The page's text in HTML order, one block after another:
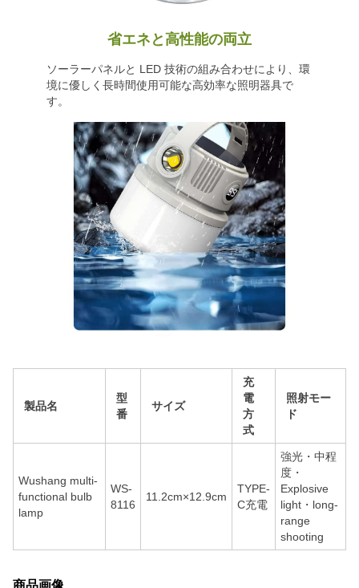
省エネと高性能の両立
ソーラーパネルと LED 技術の組み合わせにより、環
境に優しく長時間使用可能な高効率な照明器具で
す。
製品名
型
番
サイズ
充
電
方
式
照射モー
ド
Wushang multi-
functional bulb
lamp
WS-
8116
11.2cm×12.9cm
TYPE-
C充電
強光・中程
度・
Explosive
light・long-
range
shooting
商品画像